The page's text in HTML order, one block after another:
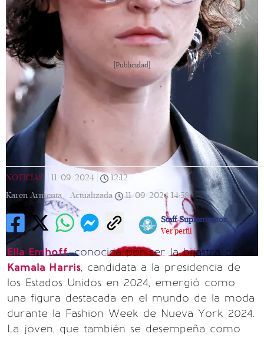
[Publicidad]
NOTICIAS 11/09/2024 12:12 |
Karen Armenta |
Actualizada 11/09/2024 14:58
Staff Suplementos
Ver perfil
Ella Emhoff, conocida por ser la hijastra de
Kamala Harris, candidata a la presidencia de
los Estados Unidos en 2024, emergió como
una figura destacada en el mundo de la moda
durante la Fashion Week de Nueva York 2024.
La joven, que también se desempeña como